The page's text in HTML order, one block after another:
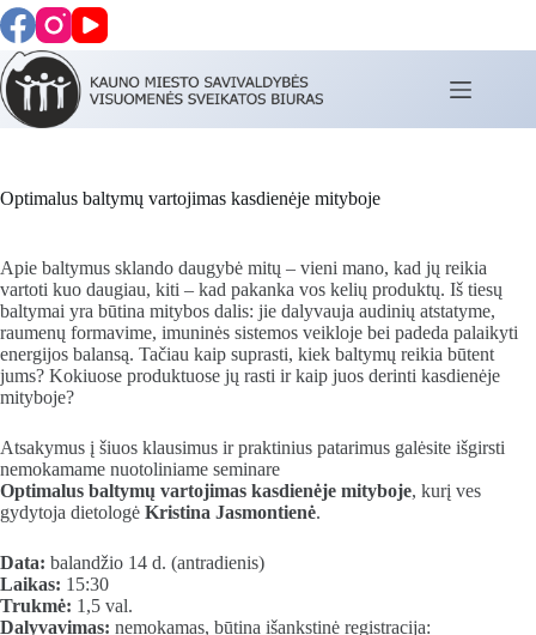
Skip
to
content
Optimalus baltymų vartojimas kasdienėje mityboje
Apie baltymus sklando daugybė mitų – vieni mano, kad jų reikia
vartoti kuo daugiau, kiti – kad pakanka vos kelių produktų. Iš tiesų
baltymai yra būtina mitybos dalis: jie dalyvauja audinių atstatyme,
raumenų formavime, imuninės sistemos veikloje bei padeda palaikyti
energijos balansą. Tačiau kaip suprasti, kiek baltymų reikia būtent
jums? Kokiuose produktuose jų rasti ir kaip juos derinti kasdienėje
mityboje?
Atsakymus į šiuos klausimus ir praktinius patarimus galėsite išgirsti
nemokamame nuotoliniame seminare
Optimalus baltymų vartojimas kasdienėje mityboje, kurį ves
gydytoja dietologė Kristina Jasmontienė.
Data: balandžio 14 d. (antradienis)
Laikas: 15:30
Trukmė: 1,5 val.
Dalyvavimas: nemokamas, būtina išankstinė registracija: